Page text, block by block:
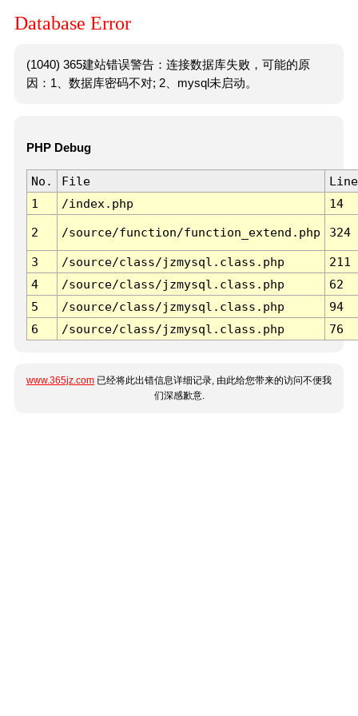
Database Error
(1040) 365建站错误警告：连接数据库失败，可能的原
因：1、数据库密码不对; 2、mysql未启动。
PHP Debug
No. File
Line
1
/index.php 14
2 /source/function/function_extend.php 324
3 /source/class/jzmysql.class.php
211
4
/source/class/jzmysql.class.php
62
5
/source/class/jzmysql.class.php
94
6
/source/class/jzmysql.class.php 76
www.365jz.com 已经将此出错信息详细记录, 由此给您带来的访问不便我
们深感歉意.